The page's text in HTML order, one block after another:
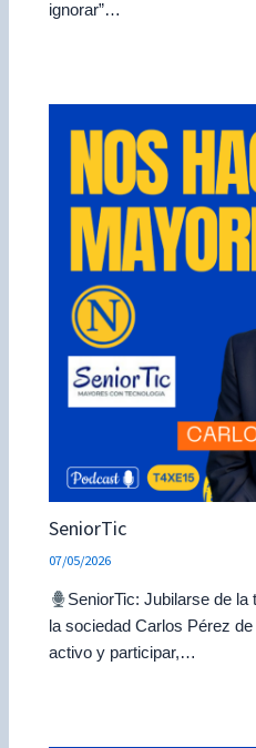
ignorar”…
SeniorTic
07/05/2026
SeniorTic: Jubilarse de
la sociedad Carlos Pérez
activo y participar,…